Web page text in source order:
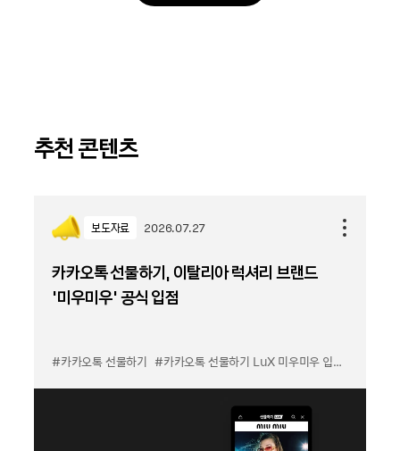
추천 콘텐츠
보도자료 2026.07.27
카카오톡 선물하기, 이탈리아 럭셔리 브랜드
'미우미우' 공식 입점
#카카오톡 선물하기 #카카오톡 선물하기 LuX 미우미우 입점